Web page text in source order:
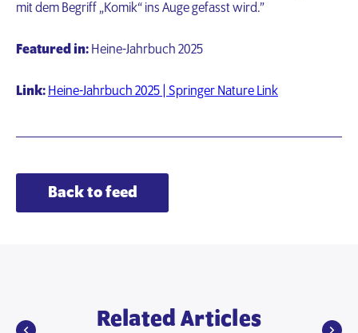
mit dem Begriff „Komik“ ins Auge gefasst wird.”
Featured in: Heine-Jahrbuch 2025
Link: Heine-Jahrbuch 2025 | Springer Nature Link
Back to feed
Related Articles